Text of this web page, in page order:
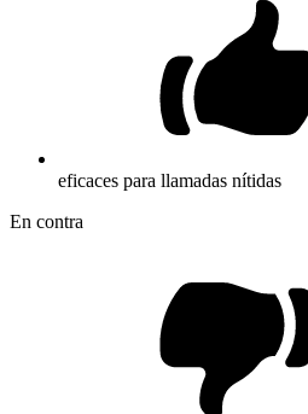
eficaces para llamadas nítidas
En contra